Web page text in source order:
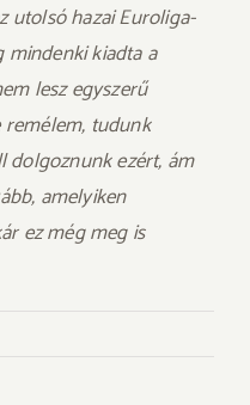
utolsó hazai Euroliga-
kiadta a
lesz egyszerű
tudunk
dolgoznunk ezért, ám
amelyiken
ez még meg is